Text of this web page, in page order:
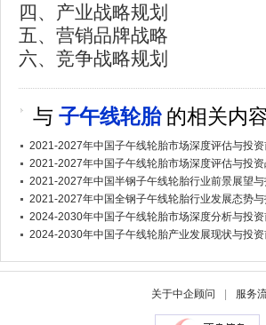
四、产业战略规划
五、营销品牌战略
六、竞争战略规划
与 子午线轮胎的相关内
2021-2027年中国子午线轮胎市场深度评估与投
2021-2027年中国子午线轮胎市场深度评估与投
2021-2027年中国半钢子午线轮胎行业前景展望
2021-2027年中国全钢子午线轮胎行业发展态势
2024-2030年中国子午线轮胎市场深度分析与投
2024-2030年中国子午线轮胎产业发展现状与投
关于中企顾问 服务